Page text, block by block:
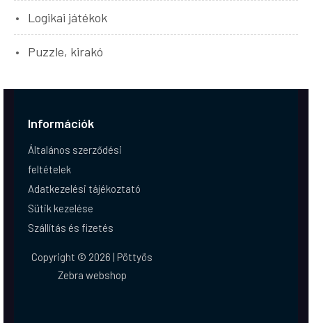
Logikai játékok
Puzzle, kirakó
Információk
Általános szerződési
feltételek
Adatkezelési tájékoztató
Sütik kezelése
Szállítás és fizetés
Copyright © 2026 | Pöttyös
Zebra webshop